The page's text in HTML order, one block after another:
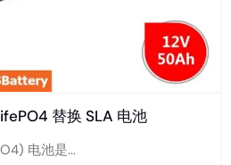
替换 SLA 电池
电池是...